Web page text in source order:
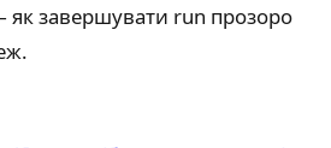
завершувати run прозоро